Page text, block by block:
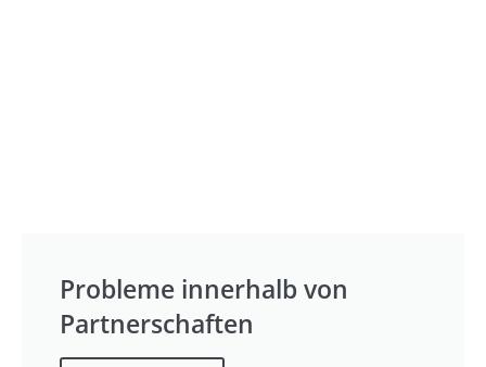
Probleme innerhalb von
Partnerschaften